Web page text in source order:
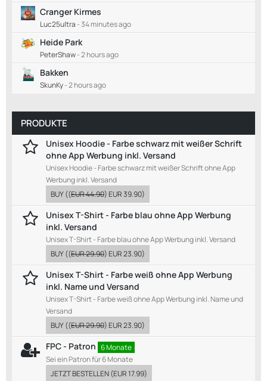
Cranger Kirmes
Luc25ultra -34 minutes ago
Heide Park
PeterShaw-2 hours ago
Bakken
SkunKy-2 hours ago
PRODUKTE
Unisex Hoodie - Farbe schwarz mit weißer Schrift
ohne App Werbung inkl. Versand
Unisex Hoodie - Farbe schwarz mit weißer Schrift ohne App
Werbung inkl. Versand
BUY((EUR 44.90)EUR 39.90)
Unisex T-Shirt - Farbe blau ohne App Werbung
inkl. Versand
Unisex T-Shirt - Farbe blau ohne App Werbung inkl. Versand
BUY((EUR 29.90)EUR 23.90)
Unisex T-Shirt - Farbe weiß ohne App Werbung
inkl. Name und Versand
Unisex T-Shirt - Farbe weiß ohne App Werbung inkl. Name und
Versand
BUY((EUR 29.90)EUR 23.90)
FPC - Patron 6 Monate
Sei ein Patron für 6 Monate
JETZT BESTELLEN(EUR 17.99)